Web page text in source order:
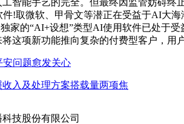
智能手艺的完全。但最终因监管妨碍终
件!取微软、甲骨文等潜正在受益于AI大
家的“AI+设想”类型AI使用软件已处于
这项新功能推向复杂的付费型客户，用
问题愈发关心
入及处理方案搭载量两项焦